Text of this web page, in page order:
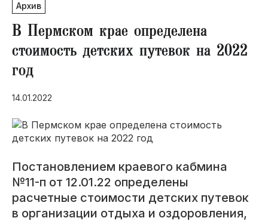
Молодежная столица РФ
СВО
Социальная поддержка
Инфраструктура
Благоустройство
Архив
В Пермском крае определена
стоимость детских путевок на 2022
год
14.01.2022
Постановлением краевого кабмина
№11-п от 12.01.22 определены
расчетные стоимости детских путевок
в организации отдыха и оздоровления,